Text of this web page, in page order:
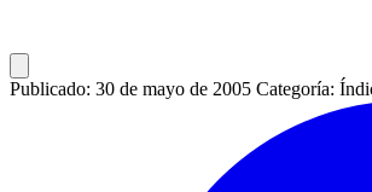
Publicado: 30 de mayo de 2005 Categoría: